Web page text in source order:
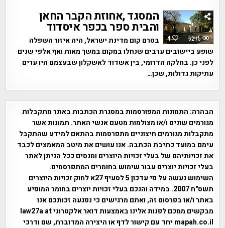
4 5275
המסגד ,אחוזת הקבר החאן
והבית ספר בכפר איסדוד
בטרם קום מדינת ישראל, היה איזור השפלה
שופע ביישובים ערבים שנחלו במקום במשך מאות ואף אלפי שנים
לפני כן. בחלקה הדרומי, בין אשדוד לאשקלון שבעצמם היו ערים
עתיקות גדולות, שכן…
הבהרה: התמונות המפורסמות במסגרת הכתבות באתר מתקבלות
מגורמים שונים ו/או מצולמות מטעם אנשי האתר. תמונות אשר
מתקבלות מגורמים חיצוניים מתפרסמות בהתאם למידע שהתקבל
עימם במועד כתיבת הכתבה. אנו עושים את מיטב המאמצים לכבד
את זכויותיהם של בעלי זכויות היוצרים ומנסים ככל הניתן לאתר
בעלי זכויות יוצרים עבור שימוש בחומרים המתפרסמים.
השימוש נעשה על פי עדכון 5 לסעיף 27א לחוק זכויות היוצרים
תשס"ח 2007. במידה והנכם בעלי זכויות יוצרים בחומר המופיע
באתר ו/או בפרסום זה, ואתם מרגישים כי נפגעה זכותכם אנו
מבקשים ממכם לפנות אלינו באמצעות דואר אלקטרוני law27a at
mapah.co.il יחד עם קישור לדף או היצירה המדוברת, שם ודרכי